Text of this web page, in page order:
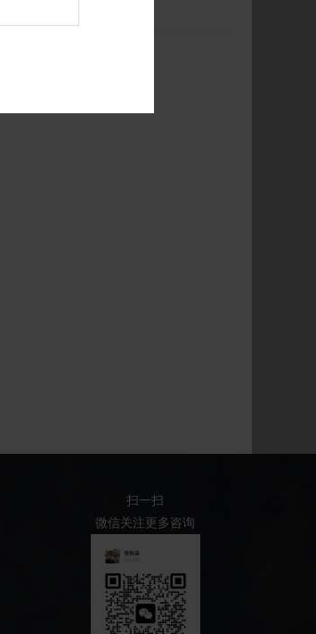
扫一扫
微信关注更多咨询